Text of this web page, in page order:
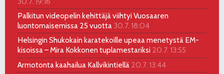
Palkitun videopelin kehittäjä viihtyi Vuosaaren
luontomaisemissa 25 vuotta 30.7. 18:04
Helsingin Shukokain karatekoille upeaa menetystä EM-
kisoissa – Mira Kokkonen tuplamestariksi 20.7. 13:55
Armotonta kaahailua Kallvikintiellä 20.7. 13:44